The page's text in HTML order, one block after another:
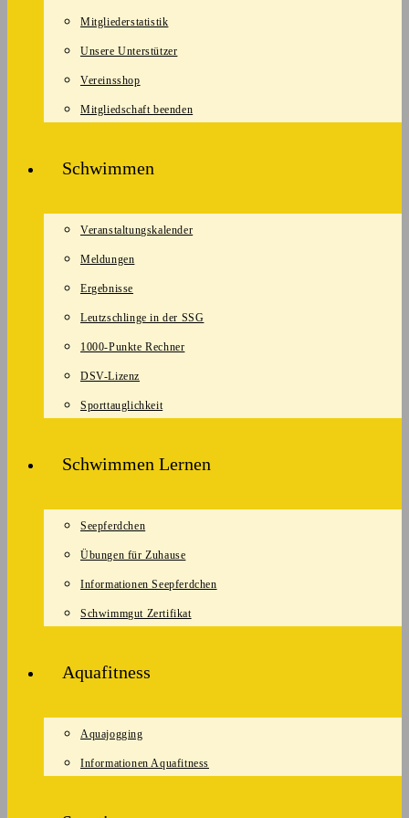
Mitgliederstatistik
Unsere Unterstützer
Vereinsshop
Mitgliedschaft beenden
Schwimmen
Veranstaltungskalender
Meldungen
Ergebnisse
Leutzschlinge in der SSG
1000-Punkte Rechner
DSV-Lizenz
Sporttauglichkeit
Schwimmen Lernen
Seepferdchen
Übungen für Zuhause
Informationen Seepferdchen
Schwimmgut Zertifikat
Aquafitness
Aquajogging
Informationen Aquafitness